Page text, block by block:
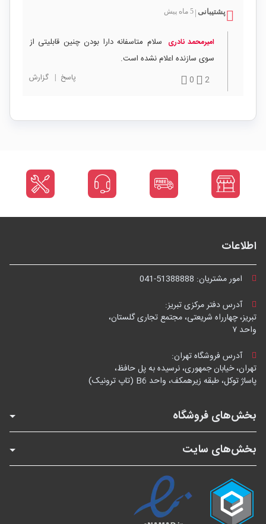
پشتیبانی | 5 ماه پیش
امیرمحمد نادری سلام متاسفانه دارا بودن چنین قابلیتی از
سوی سازنده اعلام نشده است.
2
0 پاسخ | گزارش
اطلاعات
امور مشتریان: 041-51388888
آدرس دفتر مرکزی تبریز:
تبریز، چهارراه شریعتی، مجتمع تجاری گلستان،
واحد ۷
آدرس فروشگاه تهران:
تهران، خیابان جمهوری، نرسیده به پل حافظ،
پاساژ توکل، طبقه زیرهمکف، واحد B6 (تاپ ترونیک)
بخش‌های فروشگاه
بخش‌های سایت